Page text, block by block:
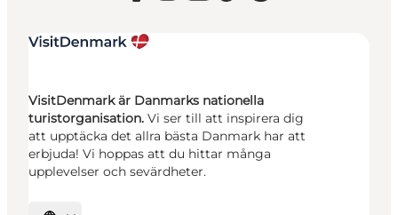
VisitDenmark är Danmarks nationella
turistorganisation. Vi ser till att inspirera dig
att upptäcka det allra bästa Danmark har att
erbjuda! Vi hoppas att du hittar många
upplevelser och sevärdheter.